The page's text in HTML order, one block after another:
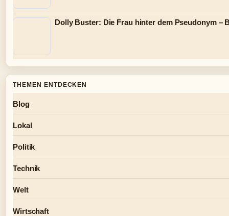
Dolly Buster: Die Frau hinter dem Pseudonym –
THEMEN ENTDECKEN
Blog
Lokal
Politik
Technik
Welt
Wirtschaft